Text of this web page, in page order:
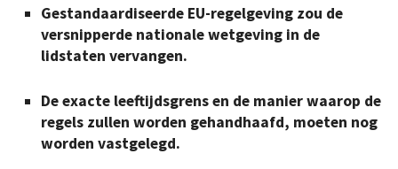
Gestandaardiseerde EU-regelgeving zou de
versnipperde nationale wetgeving in de
lidstaten vervangen.
De exacte leeftijdsgrens en de manier waarop de
regels zullen worden gehandhaafd, moeten nog
worden vastgelegd.